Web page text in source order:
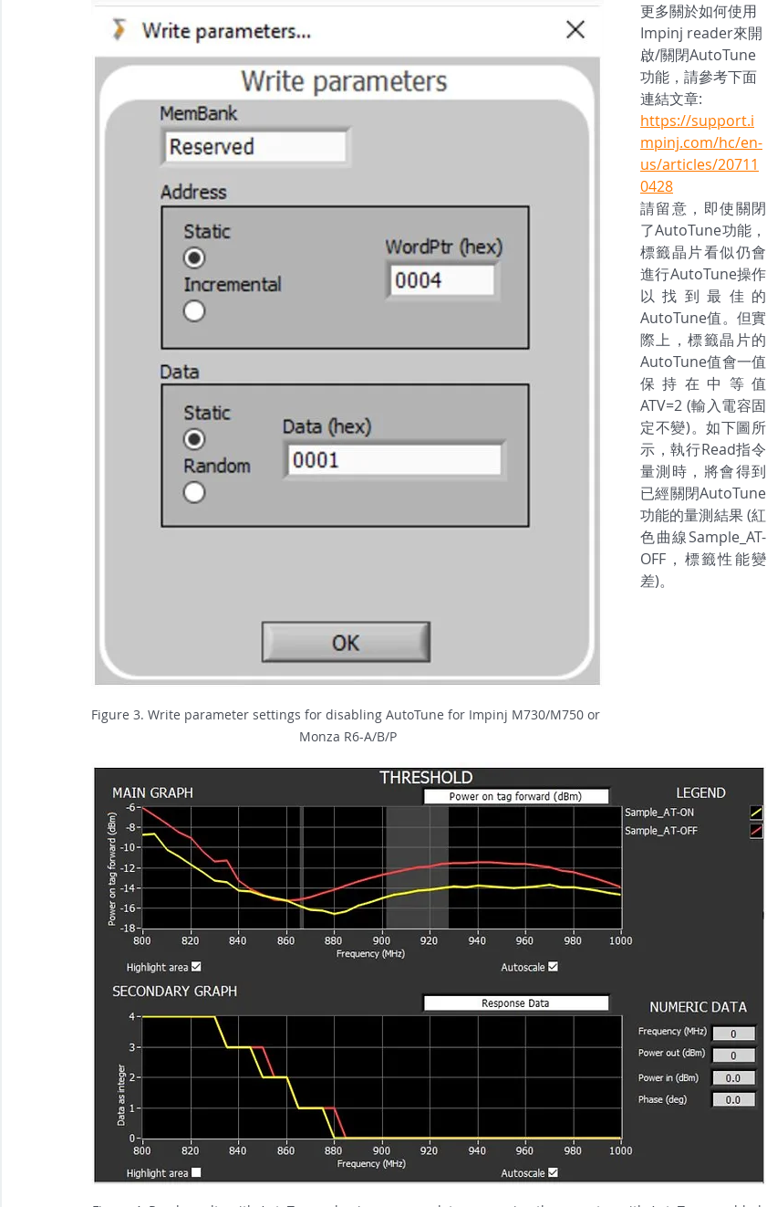
Figure 3. Write parameter settings for disabling AutoTune for Impinj M730/M750 or
Monza R6-A/B/P
更多關於如何使用
Impinj reader來開
啟/關閉AutoTune
功能，請參考下面
連結文章:
https://support.i
mpinj.com/hc/en-
us/articles/20711
0428
請留意，即使關閉
了AutoTune功能，
標籤晶片看似仍會
進行AutoTune操作
以找到最佳的
AutoTune值。但實
際上，標籤晶片的
AutoTune值會一值
保持在中等值
ATV=2 (輸入電容固
定不變)。如下圖所
示，執行Read指令
量測時，將會得到
已經關閉AutoTune
功能的量測結果 (紅
色曲線Sample_AT-
OFF，標籤性能變
差)。